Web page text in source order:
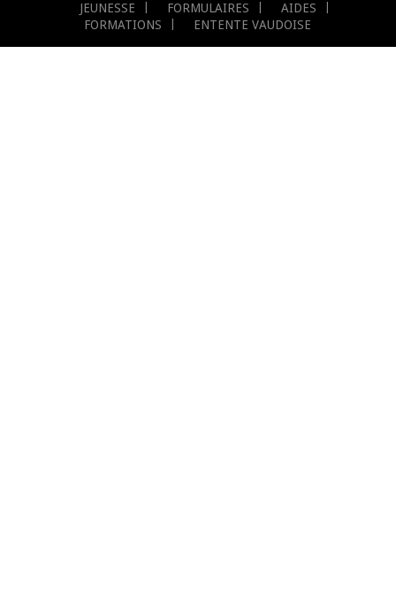
JEUNESSE FORMULAIRES
AIDES
FORMATIONS
ENTENTE VAUDOISE